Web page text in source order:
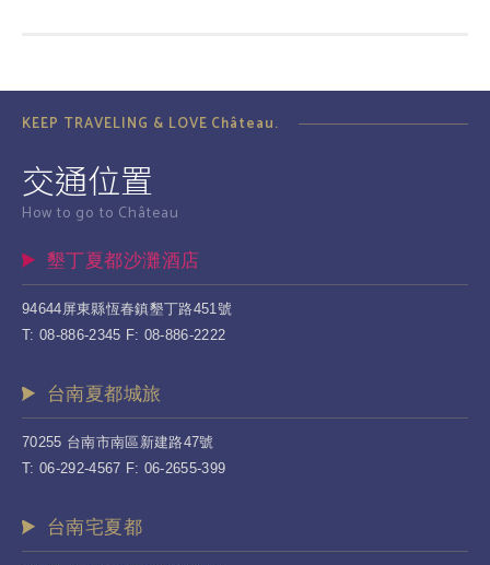
KEEP TRAVELING & LOVE Château.
交通位置
How to go to Château
墾丁夏都沙灘酒店
94644屏東縣恆春鎮墾丁路451號
T: 08-886-2345 F: 08-886-2222
台南夏都城旅
70255 台南市南區新建路47號
T: 06-292-4567 F: 06-2655-399
台南宅夏都